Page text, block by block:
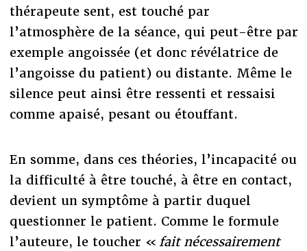
thérapeute sent, est touché par
l’atmosphère de la séance, qui peut-être par
exemple angoissée (et donc révélatrice de
l’angoisse du patient) ou distante. Même le
silence peut ainsi être ressenti et ressaisi
comme apaisé, pesant ou étouffant.
En somme, dans ces théories, l’incapacité ou
la difficulté à être touché, à être en contact,
devient un symptôme à partir duquel
questionner le patient. Comme le formule
l’auteure, le toucher « fait nécessairement